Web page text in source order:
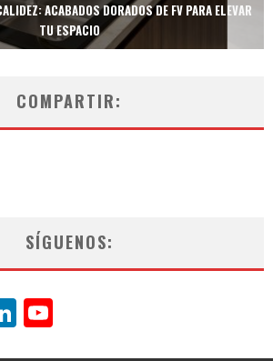
ACABADOS DORADOS DE FV PARA ELEVAR
TU ESPACIO
COMPARTIR:
SÍGUENOS:
LinkedIn